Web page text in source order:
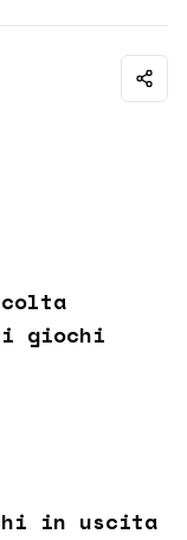
giochi
in uscita